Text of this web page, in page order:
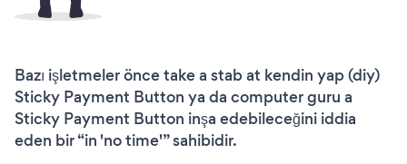
Bazı işletmeler önce take a stab at kendin yap (diy)
Sticky Payment Button ya da computer guru a
Sticky Payment Button inşa edebileceğini iddia
eden bir “in 'no time'” sahibidir.